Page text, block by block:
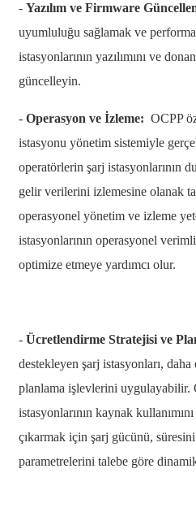
- Yazılım ve Firmware
uyumluluğu sağlamak ve
istasyonlarının yazılımını ve
güncelleyin.
- Operasyon ve İzleme: OCPP
istasyonu yönetim sistemiyle
operatörlerin şarj istasyonlarının
gelir verilerini izlemesine olanak
operasyonel yönetim ve izleme
istasyonlarının operasyonel
optimize etmeye yardımcı olur.
- Ücretlendirme Stratejisi ve
destekleyen şarj istasyonları,
planlama işlevlerini uygulayabilir.
istasyonlarının kaynak
çıkarmak için şarj gücünü,
parametrelerini talebe göre